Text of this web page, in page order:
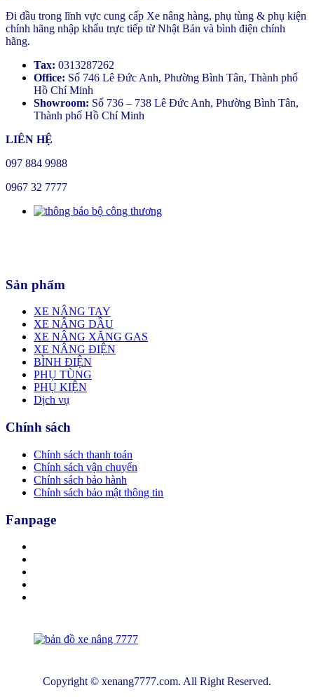
Đi đầu trong lĩnh vực cung cấp Xe nâng hàng, phụ tùng & phụ kiện
chính hãng nhập khẩu trực tiếp từ Nhật Bản và bình điện chính
hãng.
Tax: 0313287262
Office: Số 746 Lê Đức Anh, Phường Bình Tân, Thành phố
Hồ Chí Minh
Showroom: Số 736 – 738 Lê Đức Anh, Phường Bình Tân,
Thành phố Hồ Chí Minh
LIÊN HỆ
097 884 9988
0967 32 7777
Sản phẩm
XE NÂNG TAY
XE NÂNG DẦU
XE NÂNG XĂNG GAS
XE NÂNG ĐIỆN
BÌNH ĐIỆN
PHỤ TÙNG
PHỤ KIỆN
Dịch vụ
Chính sách
Chính sách thanh toán
Chính sách vận chuyển
Chính sách bảo hành
Chính sách bảo mật thông tin
Fanpage
Copyright © xenang7777.com. All Right Reserved.